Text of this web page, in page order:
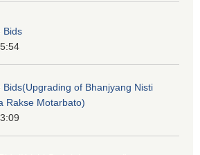
Bids
of Bhanjyang Nisti
Rakse Motarbato)